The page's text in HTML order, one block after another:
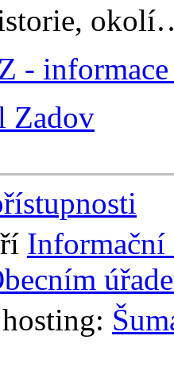
-
Zadov
Informační